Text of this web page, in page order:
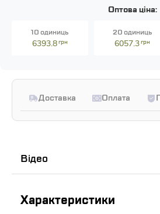
Оптова ціна:
10 одиниць
6393.8грн
20 одиниць
6057.3грн
Доставка Оплата
Відео
Характеристики